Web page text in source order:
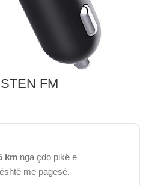
FM
km nga çdo pikë e
me pagesë.